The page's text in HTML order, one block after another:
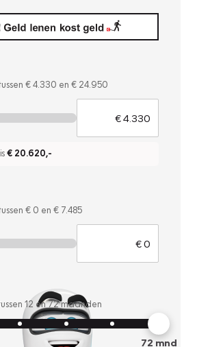
€ 4.330 en € 24.950
€ 20.620,-
€ 0 en € 7.485
12 en72maanden
72 mnd